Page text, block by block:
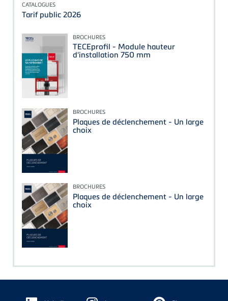
CATALOGUES
Tarif public 2026
BROCHURES
TECEprofil - Module hauteur
d'installation 750 mm
BROCHURES
Plaques de déclenchement - Un large
choix
BROCHURES
Plaques de déclenchement - Un large
choix
Floating